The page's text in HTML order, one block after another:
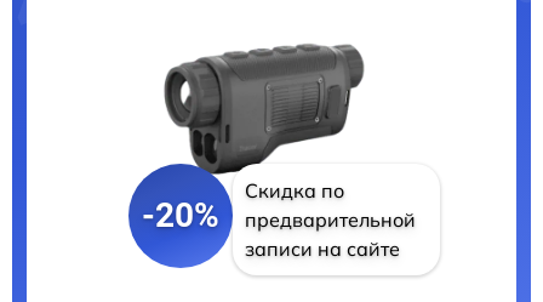
-20%
Скидка по
предварительной
записи на сайте